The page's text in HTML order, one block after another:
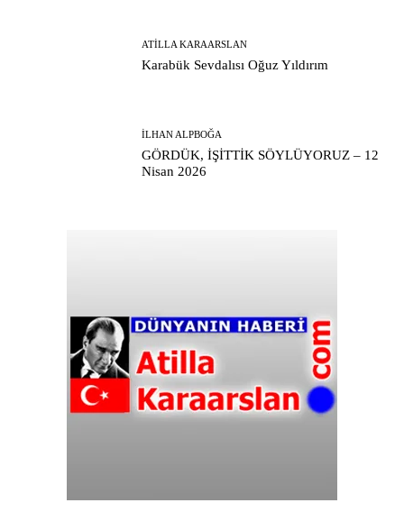
ATILLA KARAARSLAN
Karabük Sevdalısı Oğuz Yıldırım
İLHAN ALPBOĞA
GÖRDÜK, İŞİTTİK SÖYLÜYORUZ – 12
Nisan 2026